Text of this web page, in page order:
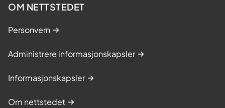
OM NETTSTEDET
Personvern
Administrere informasjonskapsler
Informasjonskapsler
Om nettstedet